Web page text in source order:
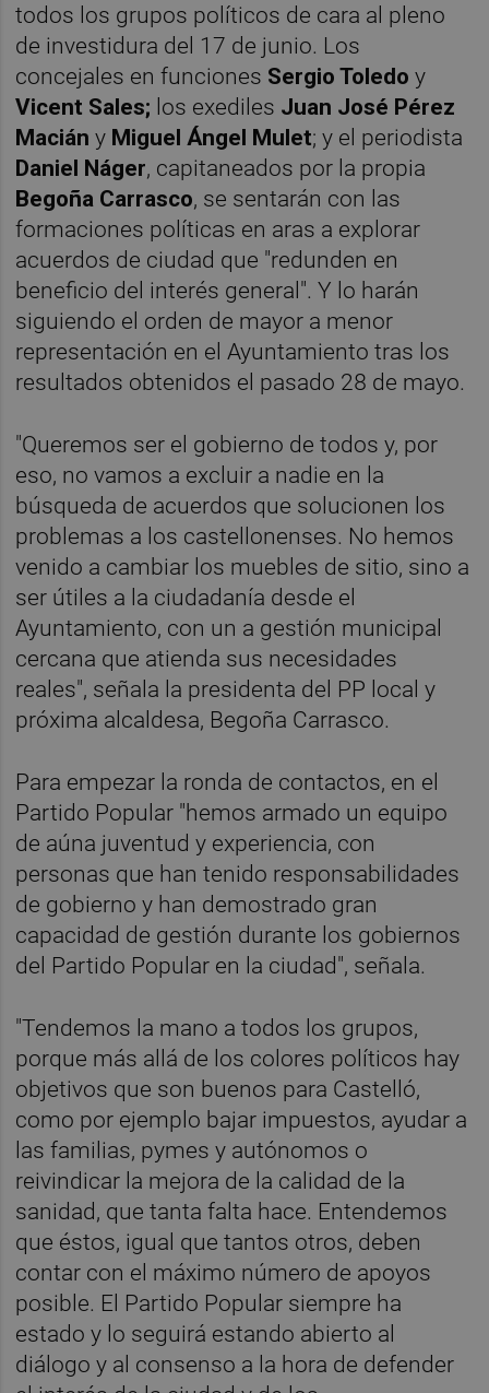
todos los grupos políticos de cara al pleno
de investidura del 17 de junio. Los
concejales en funciones Sergio Toledo y
Vicent Sales; los exediles Juan José Pérez
Macián y Miguel Ángel Mulet; y el periodista
Daniel Náger, capitaneados por la propia
Begoña Carrasco, se sentarán con las
formaciones políticas en aras a explorar
acuerdos de ciudad que "redunden en
beneficio del interés general". Y lo harán
siguiendo el orden de mayor a menor
representación en el Ayuntamiento tras los
resultados obtenidos el pasado 28 de mayo.
"Queremos ser el gobierno de todos y, por
eso, no vamos a excluir a nadie en la
búsqueda de acuerdos que solucionen los
problemas a los castellonenses. No hemos
venido a cambiar los muebles de sitio, sino a
ser útiles a la ciudadanía desde el
Ayuntamiento, con un a gestión municipal
cercana que atienda sus necesidades
reales", señala la presidenta del PP local y
próxima alcaldesa, Begoña Carrasco.
Para empezar la ronda de contactos, en el
Partido Popular "hemos armado un equipo
de aúna juventud y experiencia, con
personas que han tenido responsabilidades
de gobierno y han demostrado gran
capacidad de gestión durante los gobiernos
del Partido Popular en la ciudad", señala.
"Tendemos la mano a todos los grupos,
porque más allá de los colores políticos hay
objetivos que son buenos para Castelló,
como por ejemplo bajar impuestos, ayudar a
las familias, pymes y autónomos o
reivindicar la mejora de la calidad de la
sanidad, que tanta falta hace. Entendemos
que éstos, igual que tantos otros, deben
contar con el máximo número de apoyos
posible. El Partido Popular siempre ha
estado y lo seguirá estando abierto al
diálogo y al consenso a la hora de defender